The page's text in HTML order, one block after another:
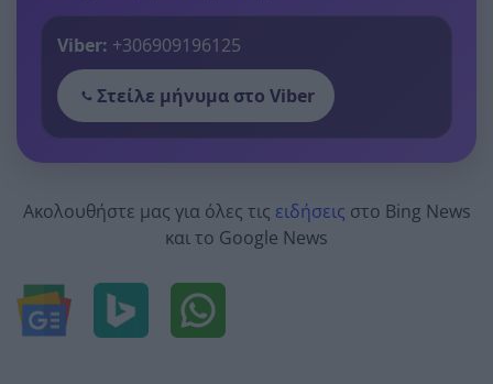
Viber: +306909196125
Στείλε μήνυμα στο Viber
Ακολουθήστε μας για όλες τις ειδήσεις στο Bing News
και το Google News